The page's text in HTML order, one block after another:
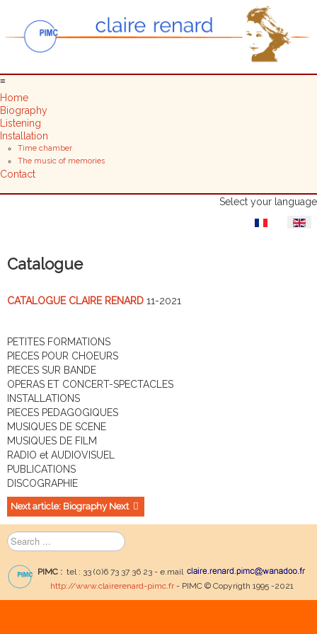
≡
Home
Biography
Listening
Installation
Time chamber
The music of memories
Contact
Select your language
Catalogue
CATALOGUE CLAIRE RENARD 11-2021
PETITES FORMATIONS
PIECES POUR CHOEURS
PIECES SUR BANDE
OPERAS ET CONCERT-SPECTACLES
INSTALLATIONS
PIECES PEDAGOGIQUES
MUSIQUES DE SCENE
MUSIQUES DE FILM
RADIO et AUDIOVISUEL
PUBLICATIONS
DISCOGRAPHIE
Next article: Biography Next
Search
...
PIMC : tel : 33 (0)6 73 37 36 23 - e.mail
http://www.clairerenard-pimc.fr- PIMC © Copyrigth 1995 -2021